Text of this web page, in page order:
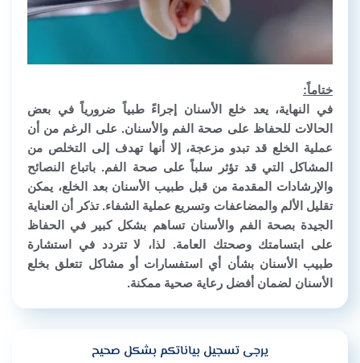
ختاماً:
في النهاية، يعد خلع الأسنان إجراءً طبياً ضرورياً في بعض
الحالات للحفاظ على صحة الفم والأسنان. على الرغم من أن
عملية الخلع قد تبدو مزعجة، إلا أنها تهدف إلى التخلص من
المشاكل التي قد تؤثر سلباً على صحة الفم. باتباع النصائح
والإرشادات المقدمة من قبل طبيب الأسنان بعد الخلع، يمكن
تقليل الألم والمضاعفات وتسريع عملية الشفاء. تذكر أن العناية
الجيدة بصحة الفم والأسنان تساهم بشكل كبير في الحفاظ
على ابتسامتك وصحتك العامة. لذا، لا تتردد في استشارة
طبيب الأسنان بشأن أي استفسارات أو مشاكل تتعلق بخلع
الأسنان لضمان أفضل رعاية صحية ممكنة.
يرجى تسجيل بياناتكم بشكل صحيح